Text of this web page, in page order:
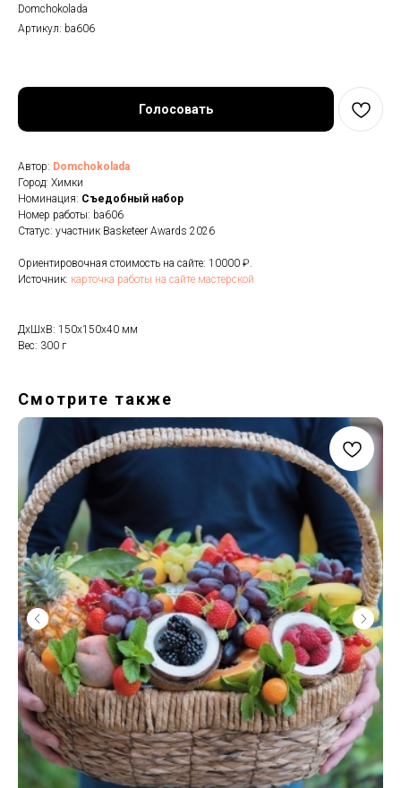
Domchokolada
Артикул: ba606
Голосовать
Автор: Domchokolada
Город: Химки
Номинация: Cъедобный набор
Номер работы: ba606
Статус: участник Basketeer Awards 2026
Ориентировочная стоимость на сайте: 10000 ₽.
Источник: карточка работы на сайте мастерской
ДxШxВ: 150x150x40 мм
Вес: 300 г
Смотрите также